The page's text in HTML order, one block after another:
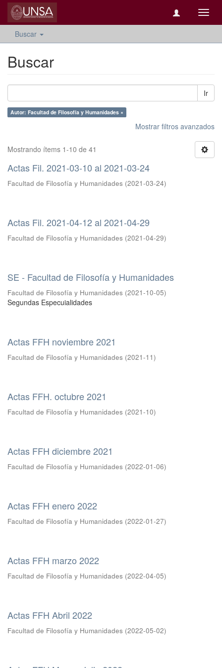
Buscar
Buscar
Ir
Autor: Facultad de Filosofía y Humanidades ×
Mostrar filtros avanzados
Mostrando ítems 1-10 de 41
Actas Fil. 2021-03-10 al 2021-03-24
Facultad de Filosofía y Humanidades (2021-03-24)
Actas Fil. 2021-04-12 al 2021-04-29
Facultad de Filosofía y Humanidades (2021-04-29)
SE - Facultad de Filosofía y Humanidades
Facultad de Filosofía y Humanidades (2021-10-05)
Segundas Especuialidades
Actas FFH noviembre 2021
Facultad de Filosofía y Humanidades (2021-11)
Actas FFH. octubre 2021
Facultad de Filosofía y Humanidades (2021-10)
Actas FFH diciembre 2021
Facultad de Filosofía y Humanidades (2022-01-06)
Actas FFH enero 2022
Facultad de Filosofía y Humanidades (2022-01-27)
Actas FFH marzo 2022
Facultad de Filosofía y Humanidades (2022-04-05)
Actas FFH Abril 2022
Facultad de Filosofía y Humanidades (2022-05-02)